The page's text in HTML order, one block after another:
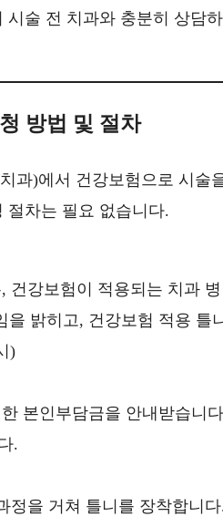
시술 전 치과와 충분히 상담
방법 및 절차
과)에서 건강보험으로 시술
절차는 필요 없습니다.
건강보험이 적용되는 치과
을 밝히고, 건강보험 적용 틀
)
본인부담금을 안내받습니
.
정을 거쳐 틀니를 장착합니